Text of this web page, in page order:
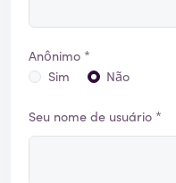
Anônimo *
Sim
Não
Seu nome de usuário *